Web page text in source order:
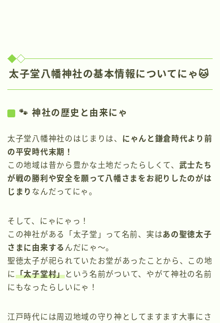
太子堂八幡神社の基本情報についてにゃ🐱
🐾 神社の歴史と由来にゃ
太子堂八幡神社のはじまりは、 にゃんと鎌倉時代より前
の平安時代末期！
この地域は昔から豊かな土地だったらしくて、 武士たち
が戦の勝利や安全を願って八幡さまをお祀りしたのがは
じまり なんだってにゃ。
そして、にゃにゃっ！
この神社がある「太子堂」って名前、実はあの聖徳太子
さまに由来する んだにゃ〜。
聖徳太子が祀られていたお堂があったことから、この地
に「太子堂村」という名前がついて、やがて神社の名前
にもなったらしいにゃ！
江戸時代には周辺地域の守り神としてますます大事にさ